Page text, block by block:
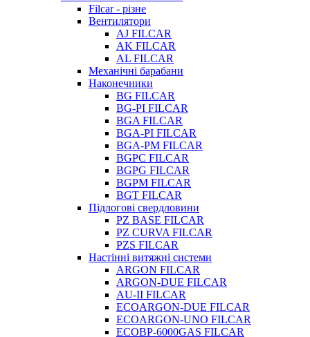
Filcar - різне
Вентилятори
AJ FILCAR
AK FILCAR
AL FILCAR
Механічні барабани
Наконечники
BG FILCAR
BG-PI FILCAR
BGA FILCAR
BGA-PI FILCAR
BGA-PM FILCAR
BGPC FILCAR
BGPG FILCAR
BGPM FILCAR
BGT FILCAR
Підлогові свердловини
PZ BASE FILCAR
PZ CURVA FILCAR
PZS FILCAR
Настінні витяжні системи
ARGON FILCAR
ARGON-DUE FILCAR
AU-II FILCAR
ECOARGON-DUE FILCAR
ECOARGON-UNO FILCAR
ECOBP-6000GAS FILCAR